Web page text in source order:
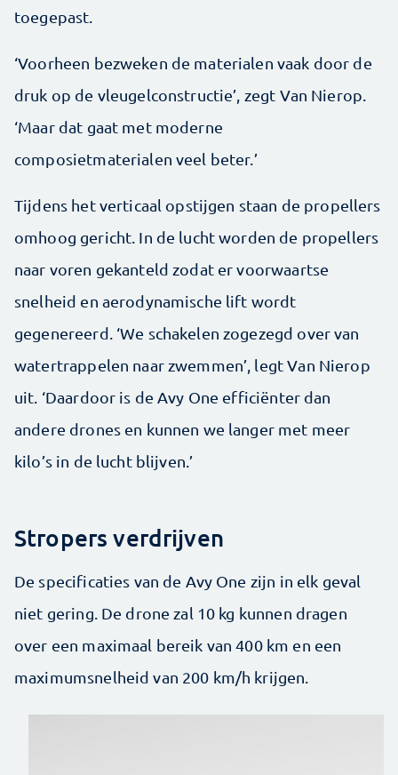
toegepast.
‘Voorheen bezweken de ­materialen vaak door de
druk op de vleugel­constructie’, zegt Van Nierop.
‘Maar dat gaat met moderne
composietmaterialen veel beter.’
Tijdens het verticaal opstijgen staan de propellers
omhoog gericht. In de lucht worden de propellers
naar voren gekanteld zodat er voorwaartse
snelheid en aerodynamische lift wordt
gegenereerd. ‘We schakelen zogezegd over van
watertrappelen naar zwemmen’, legt Van Nierop
uit. ‘Daardoor is de Avy One efficiënter dan
andere drones en kunnen we langer met meer
kilo’s in de lucht ­blijven.’
Stropers verdrijven
De specificaties van de Avy One zijn in elk geval
niet gering. De drone zal 10 kg kunnen dragen
over een maximaal bereik van 400 km en een
maximumsnelheid van 200 km/h krijgen.